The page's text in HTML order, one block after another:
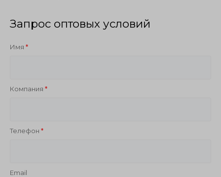
Запрос оптовых условий
Имя
Компания
Телефон
Email